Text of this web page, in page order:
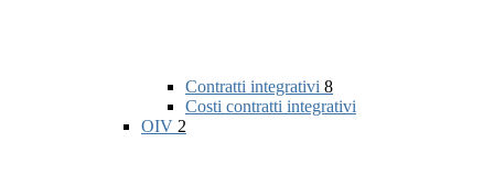
Contratti integrativi 8
Costi contratti integrativi
OIV 2